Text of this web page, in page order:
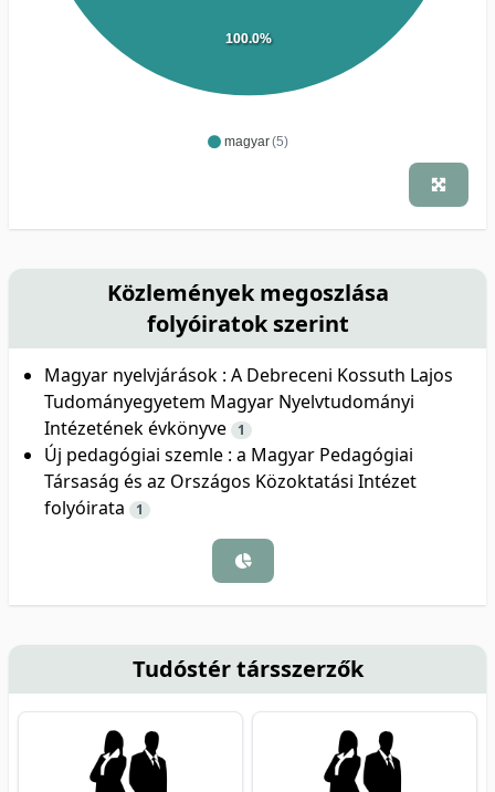
magyar(5)
100.0%
Közlemények megoszlása
folyóiratok szerint
Magyar nyelvjárások : A Debreceni Kossuth Lajos
Tudományegyetem Magyar Nyelvtudományi
Intézetének évkönyve
1
Új pedagógiai szemle : a Magyar Pedagógiai
Társaság és az Országos Közoktatási Intézet
folyóirata
1
Tudóstér társszerzők